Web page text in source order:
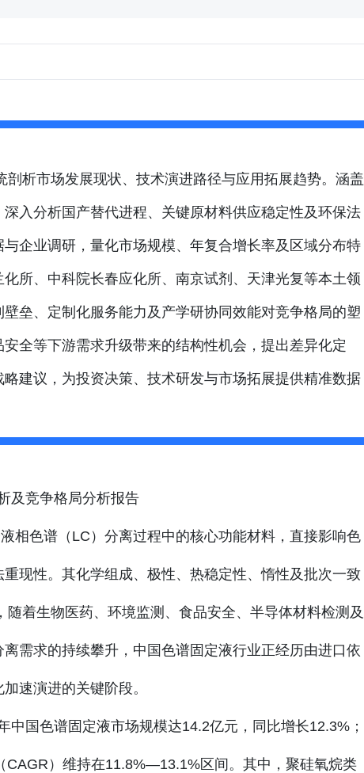
析市场发展现状、技术演进路径与应用拓展趋势。涵盖
入分析国产替代进程、关键原材料供应稳定性及环保法
企业调研，量化市场规模、年复合增长率及区域分布特
所、中科院长春应化所、南京试剂、天津光复等本土领
垒、定制化服务能力及产学研协同效能对竞争格局的塑
全等下游需求升级带来的结构性机会，提出差异化定
建议，为投资决策、技术研发与市场拓展提供精准数据
及竞争格局分析报告
相色谱（LC）分离过程中的核心功能材料，直接影响色
现性。其化学组成、极性、热稳定性、惰性及批次一致
着生物医药、环境监测、食品安全、半导体材料检测及
需求的持续攀升，中国色谱固定液行业正经历由进口依
速演进的关键阶段。
中国色谱固定液市场规模达14.2亿元，同比增长12.3%；
CAGR）维持在11.8%—13.1%区间。其中，聚硅氧烷类